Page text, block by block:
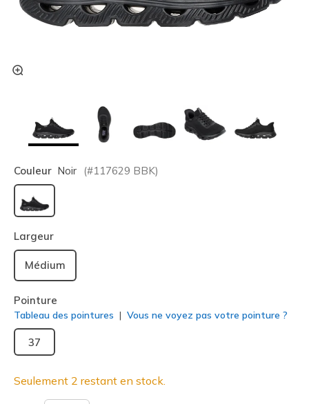
Couleur Noir (#117629 BBK)
sélectionné
Largeur
Médium
Pointure
Tableau des pointures Vous ne voyez pas votre pointure ?
37
Seulement 2 restant en stock.